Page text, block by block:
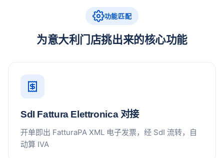
功能匹配
为意大利门店挑出来的核心功能
SdI Fattura Elettronica 对接
开单即出 FatturaPA XML 电子发票，经 SdI 流转，自
动算 IVA